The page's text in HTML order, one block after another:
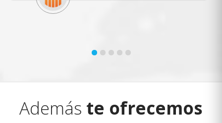
Además te ofrecemos